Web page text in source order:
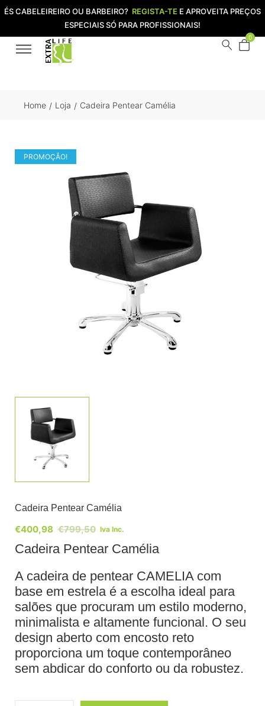
ÉS CABELEIREIRO OU BARBEIRO? REGISTA-TE E APROVEITA PREÇOS
ESPECIAIS SÓ PARA PROFISSIONAIS!
0
Home / Loja / Cadeira Pentear Camélia
PROMOÇÃO!
Cadeira Pentear Camélia
€799,50
€400,98 Iva Inc.
Cadeira Pentear Camélia
A cadeira de pentear CAMELIA com
base em estrela é a escolha ideal para
salões que procuram um estilo moderno,
minimalista e altamente funcional. O seu
design aberto com encosto reto
proporciona um toque contemporâneo
sem abdicar do conforto ou da robustez.